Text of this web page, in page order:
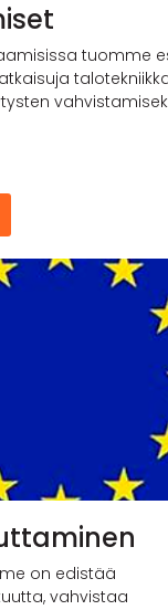
tuomme
on edistää
vahvistaa